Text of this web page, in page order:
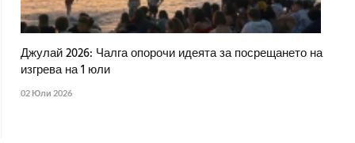
Джулай 2026: Чалга опорочи идеята за посрещането на
изгрева на 1 юли
02 Юли 2026